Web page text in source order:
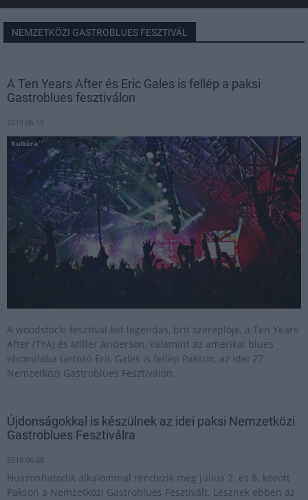
NEMZETKÖZI GASTROBLUES FESZTIVÁL
A Ten Years After és Eric Gales is fellép a paksi
Gastroblues fesztiválon
2019.06.19
Kultúra
A woodstocki fesztivál két legendás, brit szereplője, a Ten Years
After (TYA) és Miller Anderson, valamint az amerikai blues
élvonalába tartozó Eric Gales is fellép Pakson, az idei 27.
Nemzetközi Gastroblues Fesztiválon.
Újdonságokkal is készülnek az idei paksi Nemzetközi
Gastroblues Fesztiválra
2018.06.08
Huszonhatodik alkalommal rendezik meg július 2. és 8. között
Pakson a Nemzetközi Gastroblues Fesztivált. Lesznek ebben az